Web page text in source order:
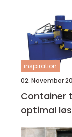
inspiration
02. November
Container
optimal